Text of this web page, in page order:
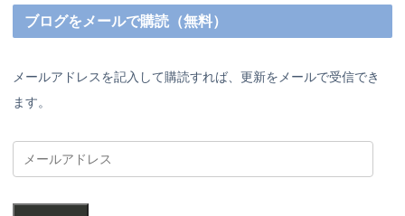
ブログをメールで購読（無料）
メールアドレスを記入して購読すれば、更新をメールで受信でき
ます。